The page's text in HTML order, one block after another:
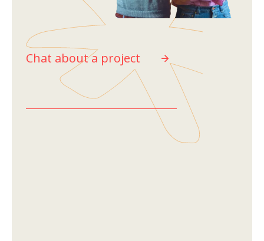
Chat about a project